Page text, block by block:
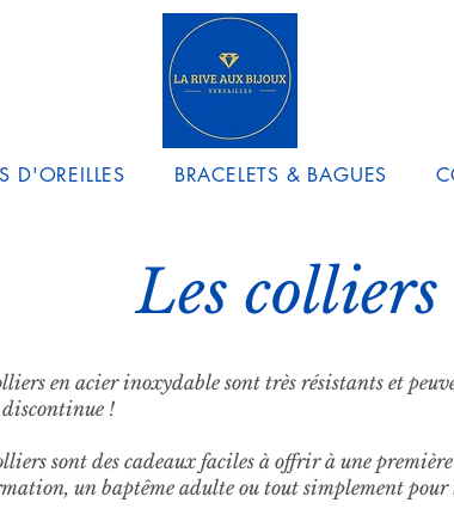
D'OREILLES BRACELETS & BAGUES
Les colliers
en acier inoxydable sont très résistants et
discontinue !
sont des cadeaux faciles à offrir à une
un baptême adulte ou tout simplement pour